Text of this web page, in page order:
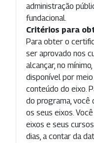
administração
fundacional.
Critérios para
Para obter o
ser aprovado nos
alcançar, no
disponível por
conteúdo do eixo.
do programa, você
os seus eixos.
eixos e seus
dias, a contar da